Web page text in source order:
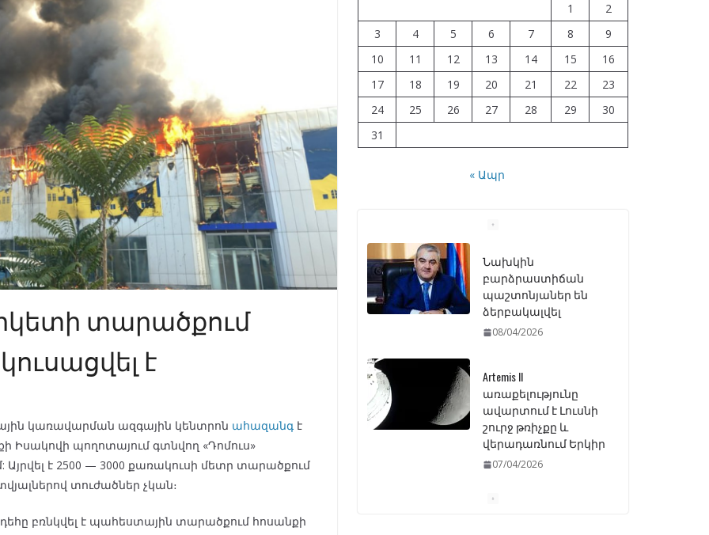
տարածքում
է
կառավարման ազգային կենտրոն ահազանգ է
Իսակովի պողոտայում գտնվող «Դոմուս»
է 2500 — 3000 քառակուսի մետր տարածքում
տուժածներ չկան։
բռնկվել է պահեստային տարածքում հոսանքի
1
2
3
4 5 6 7 8
9
10
11 12 13 14 15
16
17
18 19 20 21 22
23
24
25 26 27 28 29
30
31
« Ապր
ձերբակալվել
08/04/2026
Artemis II
շուրջ թռիչքը և
վերադառնում Երկիր
07/04/2026
ԱԺ–ում առաջին
ընդունվեց